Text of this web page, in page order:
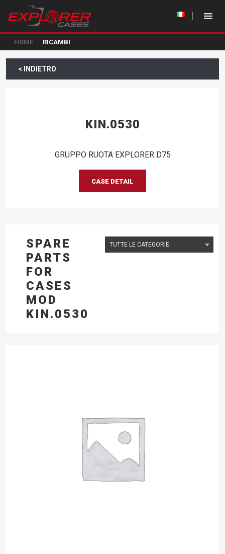
HOME RICAMBI
< INDIETRO
KIN.0530
GRUPPO RUOTA EXPLORER D75
CASE DETAIL
SPARE
PARTS
FOR
CASES
MOD
KIN.0530